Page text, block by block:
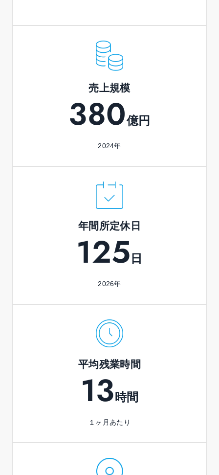
売上規模
380億円
2024年
年間所定休日
125 日
2026年
平均残業時間
13時間
１ヶ月あたり